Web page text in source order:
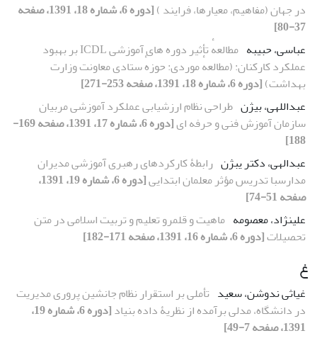
در جهان (مفاهیم، معیارها، فرایند )
[دوره 6، شماره 18، 1391، صفحه
37-80]
عباسی، حبیبه
مطالعهٔ تأثیر دوره‏ های آموزشی ICDL بر بهبود
عملکرد کارکنان: (مطالعهٔ موردی: حوزهٔ ستادی معاونت وزارت
بهداشت)[دوره 6، شماره 18، 1391، صفحه 253-271]
عبداللهی، بیژن طراحی نظام ارزشیابی عملکرد آموزشی مربیان
سازمان آموزش فنی و حرفه ‏ای
[دوره 6، شماره 17، 1391، صفحه 169-
188]
عبدالهی، دکتر یبژن رابطۀ کارکردهای رهبری آموزشی مدیران
مدارسبا تدریس مؤثر معلمان ابتدایی
[دوره 6، شماره 19، 1391،
صفحه 51-74]
علینژاد، معصومه ماهیت و قلمرو تعلیم و تربیت اسلامى در متن
تحصیلات[دوره 6، شماره 16، 1391، صفحه 171-182]
غ
غیاثی ندوشن، سعید تأملی بر استقرار نظام جانشین پروری مدیریت
در دانشگاه، مدلی برآمده از نظریۀ داده بنیاد
[دوره 6، شماره 19،
1391، صفحه 7-49]